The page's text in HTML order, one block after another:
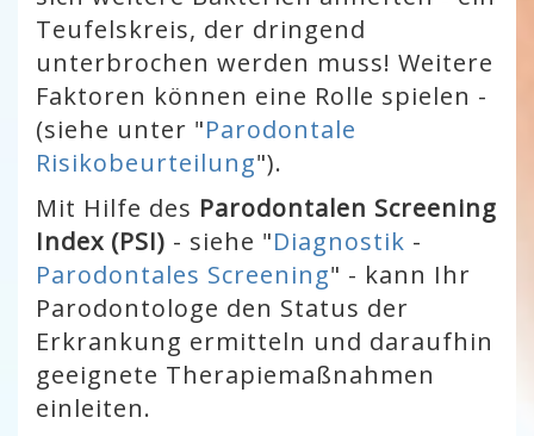
Teufelskreis, der dringend
unterbrochen werden muss! Weitere
Faktoren können eine Rolle spielen -
(siehe unter "Parodontale
Risikobeurteilung").
Mit Hilfe des Parodontalen Screening
Index (PSI) - siehe "Diagnostik -
Parodontales Screening" - kann Ihr
Parodontologe den Status der
Erkrankung ermitteln und daraufhin
geeignete Therapiemaßnahmen
einleiten.